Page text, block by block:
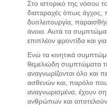
Στο ιστορικό της νόσου
διαταραχές όπως άγχος,
δυσλειτουργία,
άνοια. Αυτά τα
επιπλέον φροντίδα και
Ενώ τα κινητικά
θεμελιώδη συμπτώματα
αναγνωρίζονται όλο και
ασθενών και, παρόλο που
αναγνωρισμένα, έχουν
ανθρώπων και αποτελούν